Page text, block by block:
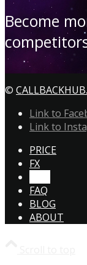
Become
©
Link to
Link to
PRICE
FX
FAQ
BLOG
ABOUT